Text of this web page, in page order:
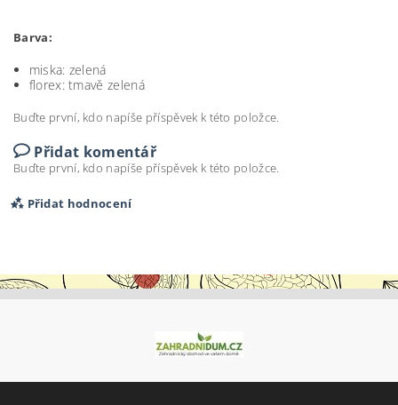
Barva:
miska: zelená
florex: tmavě zelená
Buďte první, kdo napíše příspěvek k této položce.
Přidat komentář
Buďte první, kdo napíše příspěvek k této položce.
Přidat hodnocení